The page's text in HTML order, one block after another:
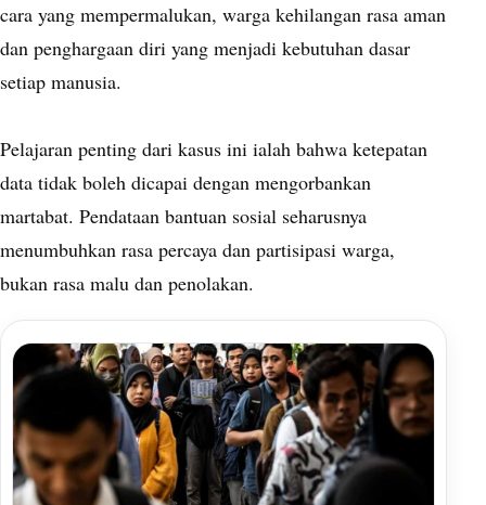
cara yang mempermalukan, warga kehilangan rasa aman
dan penghargaan diri yang menjadi kebutuhan dasar
setiap manusia.
Pelajaran penting dari kasus ini ialah bahwa ketepatan
data tidak boleh dicapai dengan mengorbankan
martabat. Pendataan bantuan sosial seharusnya
menumbuhkan rasa percaya dan partisipasi warga,
bukan rasa malu dan penolakan.